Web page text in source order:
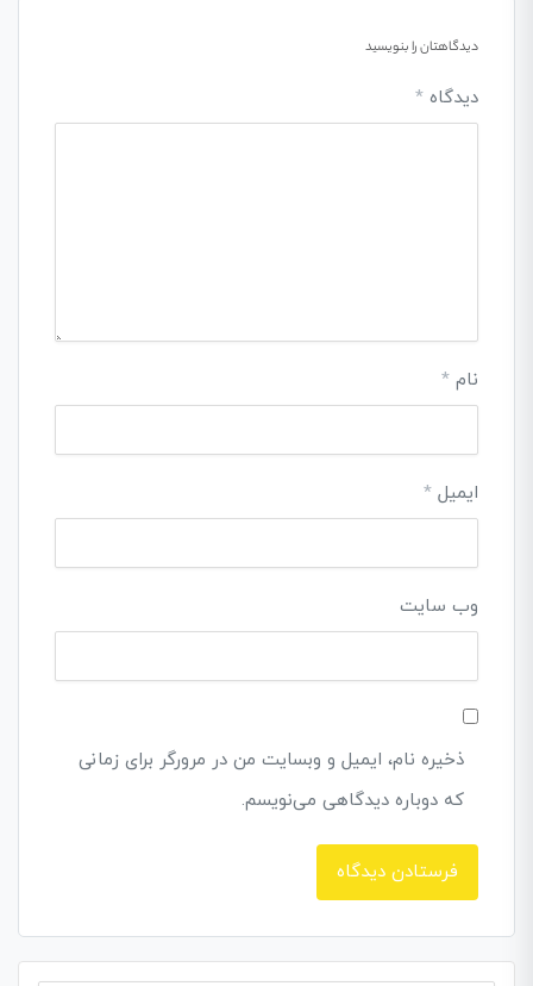
دیدگاهتان را بنویسید
دیدگاه *
نام *
ایمیل *
وب‌ سایت
ذخیره نام، ایمیل و وبسایت من در مرورگر برای زمانی
که دوباره دیدگاهی می‌نویسم.